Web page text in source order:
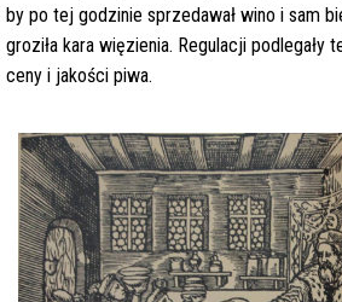
by po tej godzinie sprzedawał wino i sam
groziła kara więzienia. Regulacji
ceny i jakości piwa.